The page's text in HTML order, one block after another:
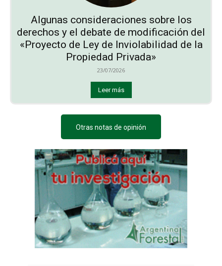
Algunas consideraciones sobre los
derechos y el debate de modificación del
«Proyecto de Ley de Inviolabilidad de la
Propiedad Privada»
23/07/2026
Leer más
Otras notas de opinión